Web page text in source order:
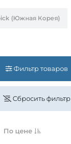
(Южная Корея)
Фильтр товаров
Сбросить фильтр
По цене